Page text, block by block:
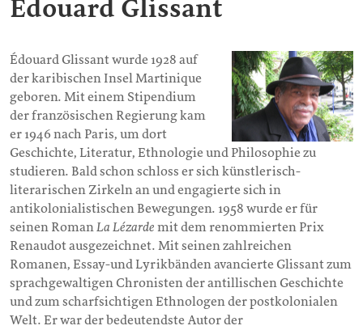
Édouard Glissant
Édouard Glissant wurde 1928 auf
der karibischen Insel Martinique
geboren. Mit einem Stipendium
der französischen Regierung kam
er 1946 nach Paris, um dort
Geschichte, Literatur, Ethnologie und Philosophie zu
studieren. Bald schon schloss er sich künstlerisch-
literarischen Zirkeln an und engagierte sich in
antikolonialistischen Bewegungen. 1958 wurde er für
seinen Roman La Lézarde mit dem renommierten Prix
Renaudot ausgezeichnet. Mit seinen zahlreichen
Romanen, Essay-und Lyrikbänden avancierte Glissant zum
sprachgewaltigen Chronisten der antillischen Geschichte
und zum scharfsichtigen Ethnologen der postkolonialen
Welt. Er war der bedeutendste Autor der